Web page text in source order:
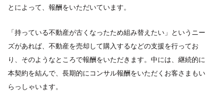
とによって、報酬をいただいています。
「持っている不動産が古くなったため組み替えたい」というニー
ズがあれば、不動産を売却して購入するなどの支援を行ってお
り、そのようなところで報酬をいただきます。中には、継続的に
本契約を結んで、長期的にコンサル報酬をいただくお客さまもい
らっしゃいます。